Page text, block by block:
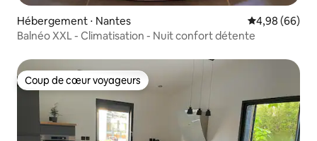
Hébergement ⋅ Nantes Évaluation
4,98 (66)
Balnéo XXL - Climatisation - Nuit confort détente
Coup de cœur voyageurs
Coup de cœur voyageurs